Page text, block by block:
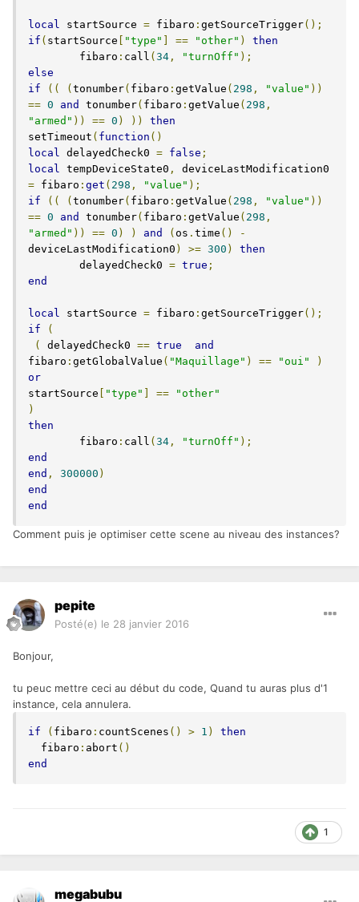
local startSource = fibaro : getSourceTrigger();
if ( startSource "type" == "other" )
then
	fibaro
: call ( 34 , "turnOff" );
else
if
(( ( tonumber( fibaro : getValue ( 298 , "value" ))
== 0 and tonumber( fibaro : getValue ( 298 ,
"armed" )) == 0 ) ))
then
setTimeout ( function ()
local delayedCheck0 = false ;
local tempDeviceState0 ,
= fibaro : get ( 298 , "value" );
if
(( ( tonumber( fibaro : getValue ( 298 , "value" ))
== 0 and tonumber( fibaro : getValue ( 298 ,
"armed" )) == 0 ) ) and ( os . time ()
-
deviceLastModification0 ) >= 300 )
then
	delayedCheck0
= true ;
end
local startSource = fibaro : getSourceTrigger();
if
(
(
delayedCheck0 == true
and
fibaro : getGlobalValue ( "Maquillage" ) == "oui"
)
or
startSource
"type" ==
"other"
)
then
	fibaro
: call ( 34 , "turnOff" );
end
end , 300000 )
end
end
Comment puis je optimiser cette scene au niveau des instances?
pepite
Posté(e) le 28 janvier 2016
Bonjour,
tu peuc mettre ceci au début du code, Quand tu auras plus d'1
instance, cela annulera.
if ( fibaro : countScenes () > 1 )
then
fibaro : abort ()
end
1
megabubu